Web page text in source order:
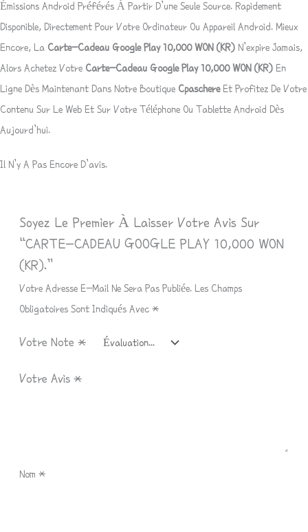
Émissions Android Préférés À Partir D’une Seule Source. Rapidement
Disponible, Directement Pour Votre Ordinateur Ou Appareil Android. Mieux
Encore, La Carte-Cadeau Google Play 10,000 WON (KR) N’expire Jamais,
Alors Achetez Votre Carte-Cadeau Google Play 10,000 WON (KR) En
Ligne Dès Maintenant Dans Notre Boutique CpaschereEt Profitez De Votre
Contenu Sur Le Web Et Sur Votre Téléphone Ou Tablette Android Dès
Aujourd’hui.
Il N’y A Pas Encore D’avis.
Soyez Le Premier À Laisser Votre Avis Sur
“CARTE-CADEAU GOOGLE PLAY 10,000 WON
(KR).”
Votre Adresse E-Mail Ne Sera Pas Publiée. Les Champs
Obligatoires Sont Indiqués Avec*
Votre Note*
Votre Avis*
Nom*